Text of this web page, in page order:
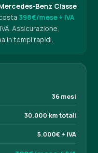
Benz Classe
398€/mese + IVA
Assicurazione,
in tempi rapidi.
36 mesi
30.000 km totali
5.000€ + IVA